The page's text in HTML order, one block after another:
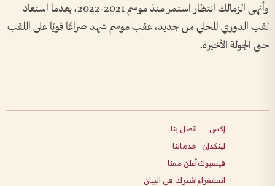
وأنهى الزمالك انتظار استمر منذ موسم 2021-2022، بعدما استعاد
لقب الدوري المحلي من جديد، عقب موسم شهد صراعًا قويًا على اللقب
حتى الجولة الأخيرة.
إكس
لينكدإن
فيسبوك
انستغرام
اتصل بنا
خدماتنا
أعلن معنا
اشترك في البيان